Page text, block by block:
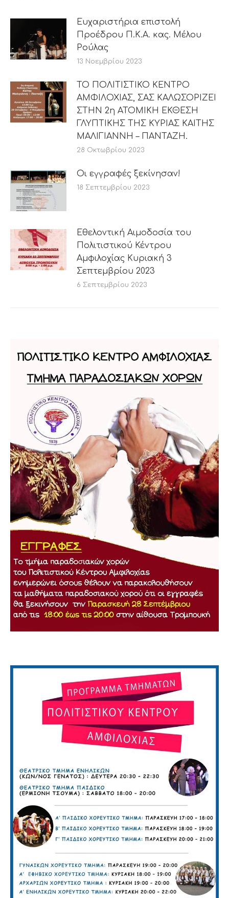
Ευχαριστήρια επιστολή
Προέδρου Π.Κ.Α. κας. Μέλου
Ρούλας
13 Νοεμβρίου 2023
ΤΟ ΠΟΛΙΤΙΣΤΙΚΟ ΚΕΝΤΡΟ
ΑΜΦΙΛΟΧΙΑΣ, ΣΑΣ ΚΑΛΩΣΟΡΙΖΕΙ
ΣΤΗΝ 2η ΑΤΟΜΙΚΗ ΕΚΘΕΣΗ
ΓΛΥΠΤΙΚΗΣ ΤΗΣ ΚΥΡΙΑΣ ΚΑΙΤΗΣ
ΜΑΛΙΓΙΑΝΝΗ – ΠΑΝΤΑΖΗ.
28 Οκτωβρίου 2023
Οι εγγραφές ξεκίνησαν!
18 Σεπτεμβρίου 2023
Εθελοντική Αιμοδοσία του
Πολιτιστικού Κέντρου
Αμφιλοχίας Κυριακή 3
Σεπτεμβρίου 2023
6 Σεπτεμβρίου 2023